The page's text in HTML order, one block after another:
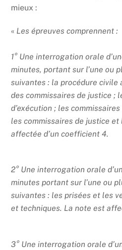
mieux :
« Les épreuves comprennent :
1° Une interrogation orale
minutes, portant sur l’une ou
suivantes : la procédure
des commissaires de justice ;
d’exécution ; les
les commissaires de justice et
affectée d’un coefficient 4.
2° Une interrogation orale
minutes portant sur l’une ou
suivantes : les prisées et les
et techniques. La note est
3° Une interrogation orale